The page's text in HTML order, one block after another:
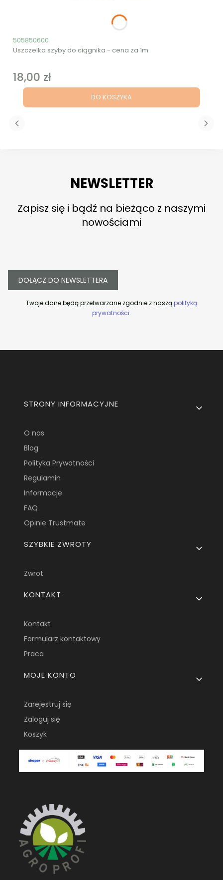
Kod produktu
505850600
Uszczelka szyby do ciągnika - cena za 1m
Cena
18,00 zł
DO KOSZYKA
NEWSLETTER
Zapisz się i bądź na bieżąco z naszymi
nowościami
DOŁĄCZ DO NEWSLETTERA
Twoje dane będą przetwarzane zgodnie z nasząpolityką
prywatności.
Linki w stopce
STRONY INFORMACYJNE
O nas
Blog
Polityka Prywatności
Regulamin
Informacje
FAQ
Opinie Trustmate
SZYBKIE ZWROTY
Zwrot
KONTAKT
Kontakt
Formularz kontaktowy
Praca
MOJE KONTO
Zarejestruj się
Zaloguj się
Koszyk